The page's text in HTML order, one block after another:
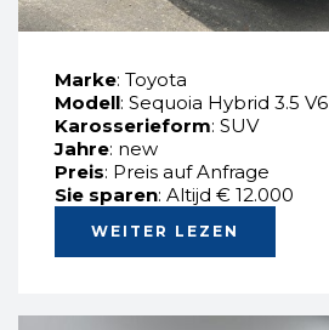
Marke: Toyota
Modell: Sequoia Hybrid 3.5 V6
Karosserieform: SUV
Jahre: new
Preis: Preis auf Anfrage
Sie sparen: Altijd € 12.000
WEITER LEZEN